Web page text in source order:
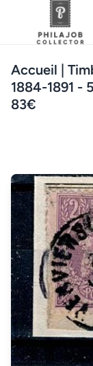
Accueil |
1884-1891 -
83€